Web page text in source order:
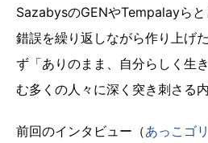
SazabysのGENやTempalayら
錯誤を繰り返しながら作り上げ
ず「ありのまま、自分らしく生
む多くの人々に深く突き刺さる
前回のインタビュー（あっこゴ